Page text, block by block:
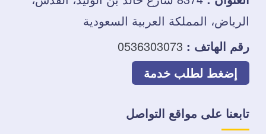
الرياض، المملكة العربية السعودية
رقم الهاتف : 0536303073
إضغط لطلب خدمة
تابعنا على مواقع التواصل